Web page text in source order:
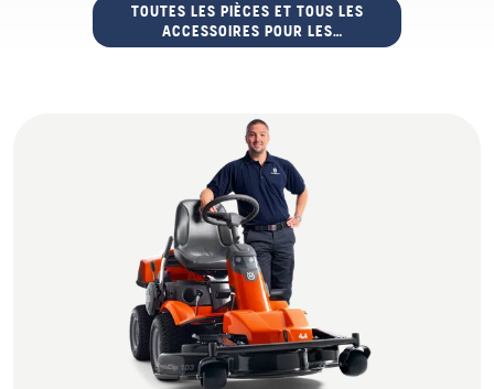
TOUTES LES PIÈCES ET TOUS LES
ACCESSOIRES POUR LES
TONDEUSES AUTOPORTÉES À